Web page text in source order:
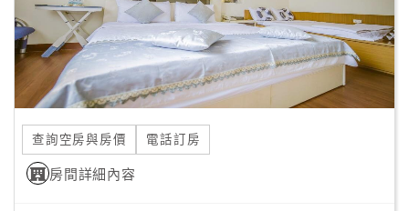
上
客
紅
利
查
查詢空房與房價 電話訂房
房間詳細內容